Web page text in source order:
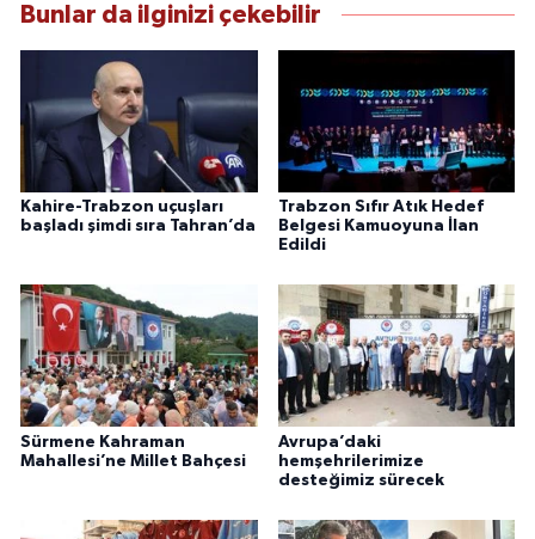
Bunlar da ilginizi çekebilir
Kahire-Trabzon uçuşları
başladı şimdi sıra Tahran’da
Trabzon Sıfır Atık Hedef
Belgesi Kamuoyuna İlan
Edildi
Sürmene Kahraman
Mahallesi’ne Millet Bahçesi
Avrupa’daki
hemşehrilerimize
desteğimiz sürecek